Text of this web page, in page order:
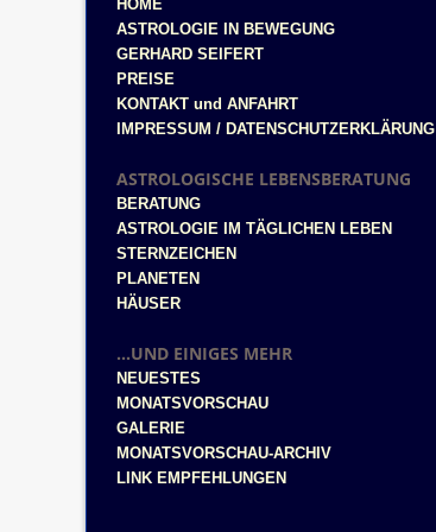
HOME
ASTROLOGIE IN BEWEGUNG
GERHARD SEIFERT
PREISE
KONTAKT und ANFAHRT
IMPRESSUM / DATENSCHUTZERKLÄRUNG
ASTROLOGISCHE LEBENSBERATUNG
BERATUNG
ASTROLOGIE IM TÄGLICHEN LEBEN
STERNZEICHEN
PLANETEN
HÄUSER
...UND EINIGES MEHR
NEUESTES
MONATSVORSCHAU
GALERIE
MONATSVORSCHAU-ARCHIV
LINK EMPFEHLUNGEN